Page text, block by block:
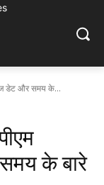
डेट और समय के...
के बारे